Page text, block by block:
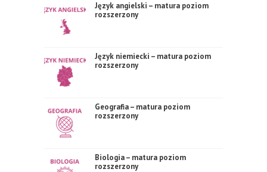
Język angielski – matura poziom
rozszerzony
Język niemiecki – matura poziom
rozszerzony
Geografia – matura poziom
rozszerzony
Biologia – matura poziom
rozszerzony